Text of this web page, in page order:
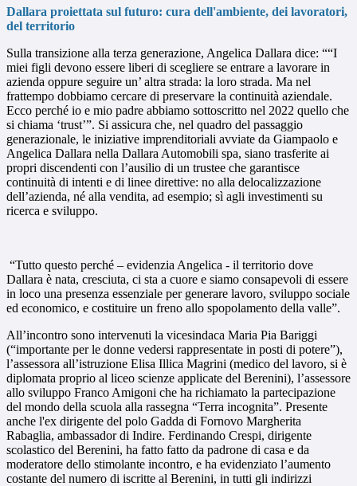
Dallara proiettata sul futuro: cura dell'ambiente, dei lavoratori,
del territorio
Sulla transizione alla terza generazione, Angelica Dallara dice: ““I
miei figli devono essere liberi di scegliere se entrare a lavorare in
azienda oppure seguire un’ altra strada: la loro strada. Ma nel
frattempo dobbiamo cercare di preservare la continuità aziendale.
Ecco perché io e mio padre abbiamo sottoscritto nel 2022 quello che
si chiama ‘trust’”. Si assicura che, nel quadro del passaggio
generazionale, le iniziative imprenditoriali avviate da Giampaolo e
Angelica Dallara nella Dallara Automobili spa, siano trasferite ai
propri discendenti con l’ausilio di un trustee che garantisce
continuità di intenti e di linee direttive: no alla delocalizzazione
dell’azienda, né alla vendita, ad esempio; sì agli investimenti su
ricerca e sviluppo.
“Tutto questo perché – evidenzia Angelica - il territorio dove
Dallara è nata, cresciuta, ci sta a cuore e siamo consapevoli di essere
in loco una presenza essenziale per generare lavoro, sviluppo sociale
ed economico, e costituire un freno allo spopolamento della valle”.
All’incontro sono intervenuti la vicesindaca Maria Pia Bariggi
(“importante per le donne vedersi rappresentate in posti di potere”),
l’assessora all’istruzione Elisa Illica Magrini (medico del lavoro, si è
diplomata proprio al liceo scienze applicate del Berenini), l’assessore
allo sviluppo Franco Amigoni che ha richiamato la partecipazione
del mondo della scuola alla rassegna “Terra incognita”. Presente
anche l'ex dirigente del polo Gadda di Fornovo Margherita
Rabaglia, ambassador di Indire. Ferdinando Crespi, dirigente
scolastico del Berenini, ha fatto fatto da padrone di casa e da
moderatore dello stimolante incontro, e ha evidenziato l’aumento
costante del numero di iscritte al Berenini, in tutti gli indirizzi